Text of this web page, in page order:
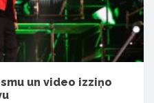
un video izziņo